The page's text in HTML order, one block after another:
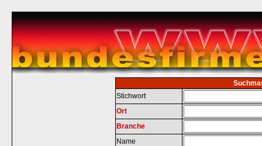
Stichwort
Ort
Branche
Name